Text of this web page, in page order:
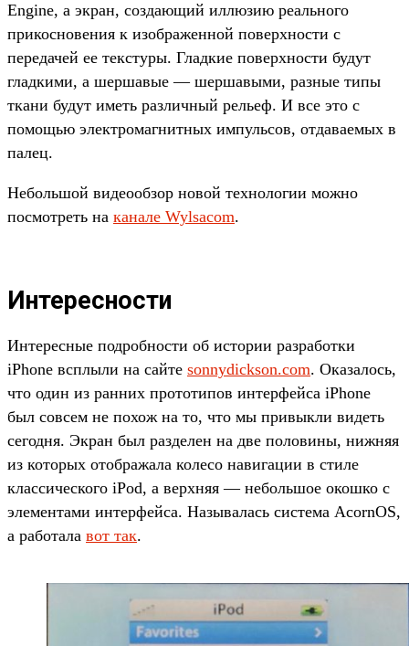
Engine, а экран, создающий иллюзию реального
прикосновения к изображенной поверхности с
передачей ее текстуры. Гладкие поверхности будут
гладкими, а шершавые — шершавыми, разные типы
ткани будут иметь различный рельеф. И все это с
помощью электромагнитных импульсов, отдаваемых в
палец.
Небольшой видеообзор новой технологии можно
посмотреть на канале Wylsacom.
Интересности
Интересные подробности об истории разработки
iPhone всплыли на сайте sonnydickson.com. Оказалось,
что один из ранних прототипов интерфейса iPhone
был совсем не похож на то, что мы привыкли видеть
сегодня. Экран был разделен на две половины, нижняя
из которых отображала колесо навигации в стиле
классического iPod, а верхняя — небольшое окошко с
элементами интерфейса. Называлась система AcornOS,
а работала вот так.